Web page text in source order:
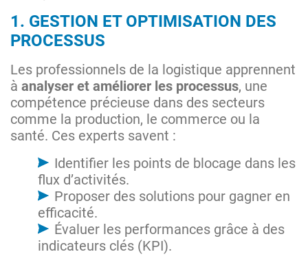
1. GESTION ET OPTIMISATION DES
PROCESSUS
Les professionnels de la logistique apprennent
à analyser et améliorer les processus, une
compétence précieuse dans des secteurs
comme la production, le commerce ou la
santé. Ces experts savent :
Identifier les points de blocage dans les
flux d’activités.
Proposer des solutions pour gagner en
efficacité.
Évaluer les performances grâce à des
indicateurs clés (KPI).